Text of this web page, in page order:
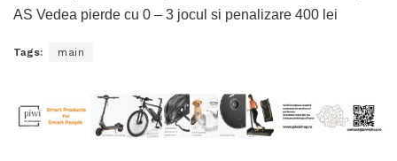
AS Vedea pierde cu 0 – 3 jocul si penalizare 400 lei
Tags: main